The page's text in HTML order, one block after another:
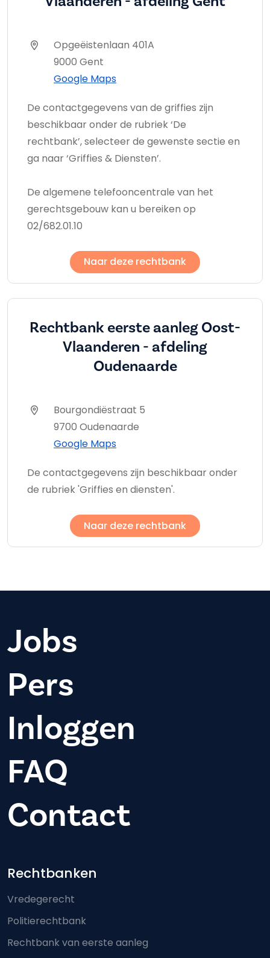
Opgeëistenlaan 401A
9000 Gent
Google Maps
De contactgegevens van de griffies zijn
beschikbaar onder de rubriek ‘De
rechtbank’, selecteer de gewenste sectie en
ga naar ‘Griffies & Diensten’.
De algemene telefooncentrale van het
gerechtsgebouw kan u bereiken op
02/682.01.10
Naar deze rechtbank
Rechtbank eerste aanleg Oost-
Vlaanderen - afdeling
Oudenaarde
Bourgondiëstraat 5
9700 Oudenaarde
Google Maps
De contactgegevens zijn beschikbaar onder
de rubriek 'Griffies en diensten'.
Naar deze rechtbank
Jobs
Pers
Inloggen
FAQ
Contact
Footer-menu
Rechtbanken
Vredegerecht
Politierechtbank
Rechtbank van eerste aanleg